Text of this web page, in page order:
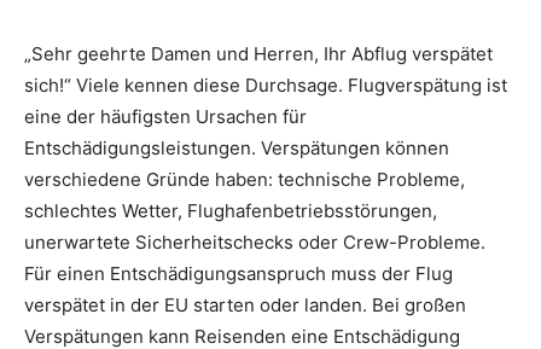
„Sehr geehrte Damen und Herren, Ihr Abflug verspätet
sich!“ Viele kennen diese Durchsage. Flugverspätung ist
eine der häufigsten Ursachen für
Entschädigungsleistungen. Verspätungen können
verschiedene Gründe haben: technische Probleme,
schlechtes Wetter, Flughafenbetriebsstörungen,
unerwartete Sicherheitschecks oder Crew-Probleme.
Für einen Entschädigungsanspruch muss der Flug
verspätet in der EU starten oder landen. Bei großen
Verspätungen kann Reisenden eine Entschädigung